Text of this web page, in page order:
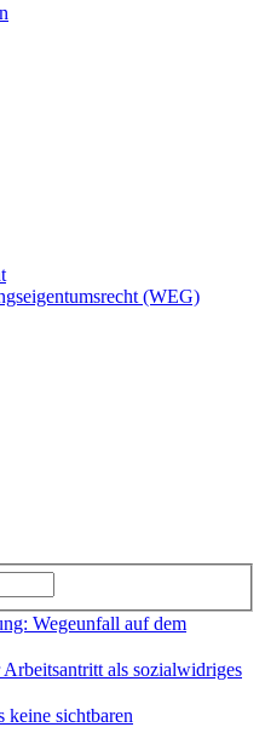
(WEG)
Wegeunfall auf dem
als sozialwidriges
keine sichtbaren